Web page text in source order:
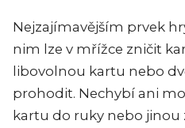
Nejzajímavějším prvek
nim lze v mřížce zničit
libovolnou kartu nebo
prohodit. Nechybí ani
kartu do ruky nebo jinou